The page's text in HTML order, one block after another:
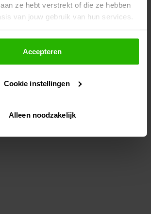
ze hebt verstrekt of die ze hebben
van jouw gebruik van hun services.
klikt, dan geef je Voordeeluitjes.nl
cookies voor social media en
advertenties te plaatsen.
in onsprivacybeleid
kun je ook zelf instellen welke
Accepteren
Cookie instellingen
Alleen noodzakelijk
information).